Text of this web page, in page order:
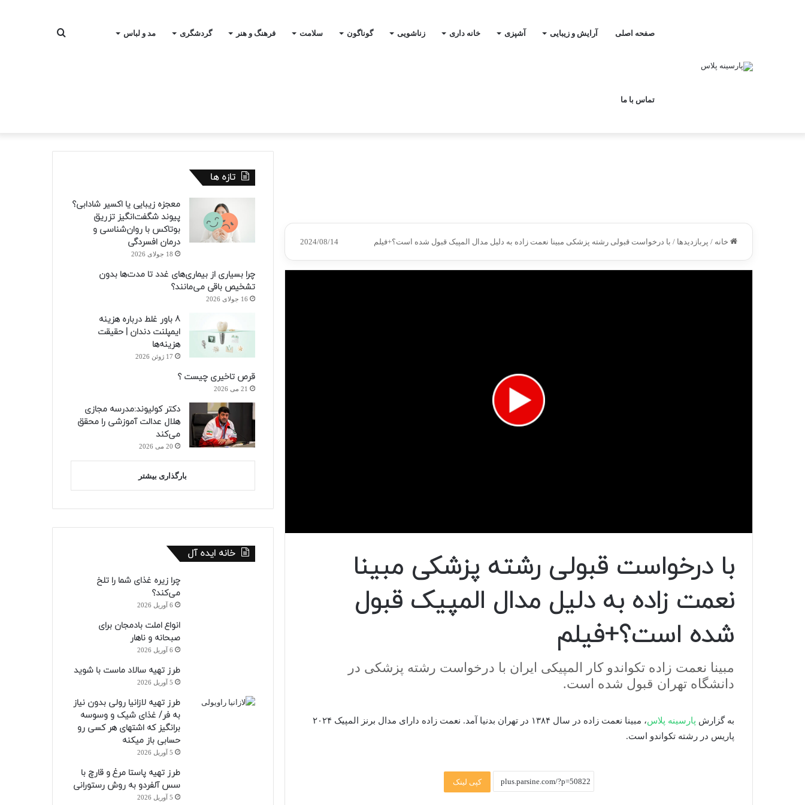
صفحه اصلی آرایش و زیبایی آشپزی خانه داری زناشویی گوناگون سلامت فرهنگ و هنر گردشگری مد و لباس
تماس با ما
جستجو
خانه / پربازدیدها / با درخواست قبولی رشته پزشکی مبینا نعمت زاده به دلیل مدال المپیک قبول شده است؟+فیلم 2024/08/14
0
با درخواست قبولی رشته پزشکی مبینا
نعمت زاده به دلیل مدال المپیک قبول
شده است؟+فیلم
مبینا نعمت زاده تکواندو کار المپیکی ایران با درخواست رشته پزشکی در
دانشگاه تهران قبول شده است.
به گزارش پارسینه پلاس
، مبینا نعمت زاده در سال ۱۳۸۴ در تهران بدنیا آمد. نعمت زاده دارای مدال برنز المپیک ۲۰۲۴
پاریس در رشته تکواندو است.
کپی لینک
تازه ها
معجزه زیبایی یا اکسیر شادابی؟
پیوند شگفت‌انگیز تزریق
بوتاکس با روان‌شناسی و
درمان افسردگی
18 جولای 2026
چرا بسیاری از بیماری‌های غدد تا مدت‌ها بدون
تشخیص باقی می‌مانند؟
16 جولای 2026
8 باور غلط درباره هزینه
ایمپلنت دندان | حقیقت
هزینه‌ها
17 ژوئن 2026
قرص تاخیری چیست ؟
21 می 2026
دکتر کولیوند:مدرسه مجازی
هلال عدالت آموزشی را محقق
می‌کند
20 می 2026
بارگذاری بیشتر
خانه ایده آل
چرا زیره غذای شما را تلخ
می‌کند؟
6 آوریل 2026
انواع املت بادمجان برای
صبحانه و ناهار
6 آوریل 2026
طرز تهیه سالاد ماست با شوید
5 آوریل 2026
طرز تهیه لازانیا رولی بدون نیاز
به فر/ غذای شیک و وسوسه
برانگیز که اشتهای هر کسی رو
حسابی باز میکنه
5 آوریل 2026
طرز تهیه پاستا مرغ و قارچ با
سس آلفردو به روش رستورانی
5 آوریل 2026